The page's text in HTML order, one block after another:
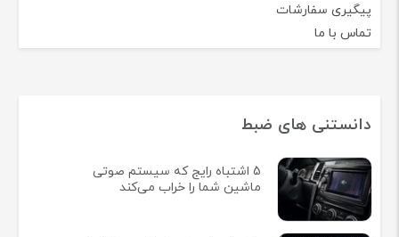
پیگیری سفارشات
تماس با ما
دانستنی های ضبط
5 اشتباه رایج که سیستم صوتی
ماشین شما را خراب می‌کند